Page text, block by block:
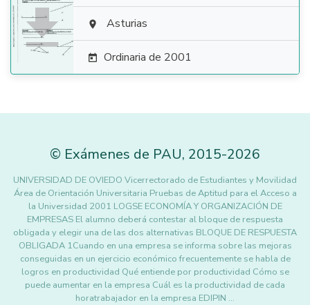
  Asturias
 Ordinaria de 2001
© Exámenes de PAU, 2015-2026
UNIVERSIDAD DE OVIEDO Vicerrectorado de Estudiantes y Movilidad
Área de Orientación Universitaria Pruebas de Aptitud para el Acceso a
la Universidad 2001 LOGSE ECONOMÍA Y ORGANIZACIÓN DE
EMPRESAS El alumno deberá contestar al bloque de respuesta
obligada y elegir una de las dos alternativas BLOQUE DE RESPUESTA
OBLIGADA 1Cuando en una empresa se informa sobre las mejoras
conseguidas en un ejercicio económico frecuentemente se habla de
logros en productividad Qué entiende por productividad Cómo se
puede aumentar en la empresa Cuál es la productividad de cada
horatrabajador en la empresa EDIPIN …